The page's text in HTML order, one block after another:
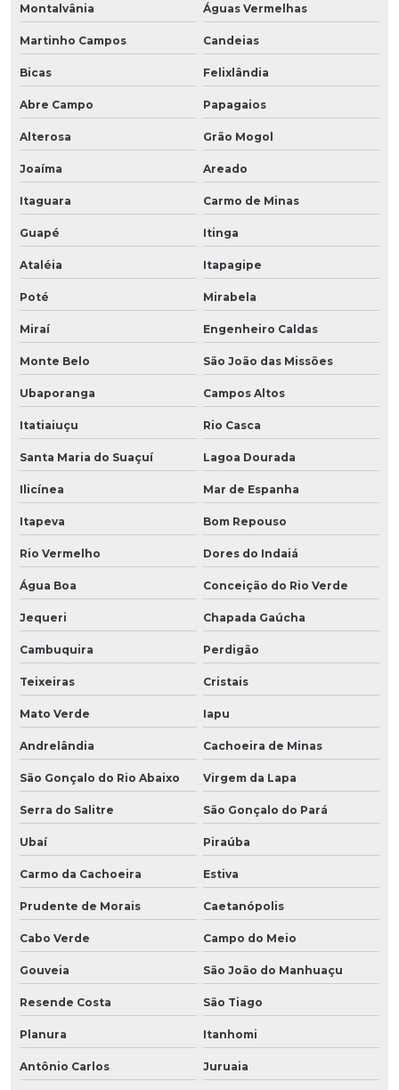
Montalvânia Águas Vermelhas
Martinho Campos Candeias
Bicas Felixlândia
Abre Campo Papagaios
Alterosa Grão Mogol
Joaíma Areado
Itaguara Carmo de Minas
Guapé Itinga
Ataléia Itapagipe
Poté Mirabela
Miraí Engenheiro Caldas
Monte Belo São João das Missões
Ubaporanga Campos Altos
Itatiaiuçu Rio Casca
Santa Maria do Suaçuí Lagoa Dourada
Ilicínea Mar de Espanha
Itapeva Bom Repouso
Rio Vermelho Dores do Indaiá
Água Boa Conceição do Rio Verde
Jequeri Chapada Gaúcha
Cambuquira Perdigão
Teixeiras Cristais
Mato Verde Iapu
Andrelândia Cachoeira de Minas
São Gonçalo do Rio Abaixo Virgem da Lapa
Serra do Salitre São Gonçalo do Pará
Ubaí Piraúba
Carmo da Cachoeira Estiva
Prudente de Morais Caetanópolis
Cabo Verde Campo do Meio
Gouveia São João do Manhuaçu
Resende Costa São Tiago
Planura Itanhomi
Antônio Carlos Juruaia